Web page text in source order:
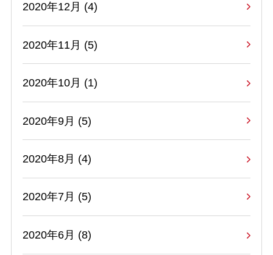
2020年12月 (4)
2020年11月 (5)
2020年10月 (1)
2020年9月 (5)
2020年8月 (4)
2020年7月 (5)
2020年6月 (8)